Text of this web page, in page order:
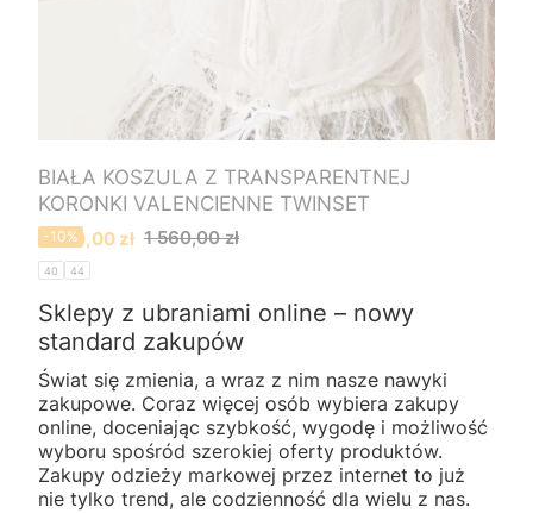
BIAŁA KOSZULA Z TRANSPARENTNEJ
KORONKI VALENCIENNE TWINSET
Cena promocyjna
1 400,00 zł 1 560,00 zł
-10%
40 44
Sklepy z ubraniami online – nowy
standard zakupów
Świat się zmienia, a wraz z nim nasze nawyki
zakupowe. Coraz więcej osób wybiera zakupy
online, doceniając szybkość, wygodę i możliwość
wyboru spośród szerokiej oferty produktów.
Zakupy odzieży markowej przez internet to już
nie tylko trend, ale codzienność dla wielu z nas.